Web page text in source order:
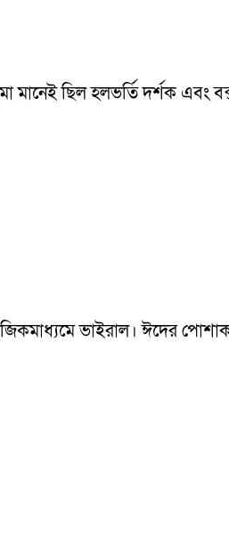
মানেই ছিল হলভর্তি দর্শক
ভাইরাল। ঈদের পোশাক,